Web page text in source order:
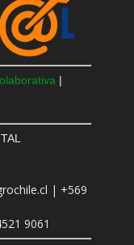
|
| +569
9061